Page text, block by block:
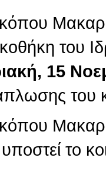
του
15
του
το